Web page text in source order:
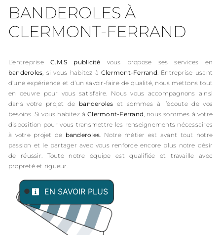
BANDEROLES À
CLERMONT-FERRAND
L’entrepriseC.M.S publicité vous propose ses services en
banderoles, si vous habitez à Clermont-Ferrand. Entreprise usant
d’une expérience et d’un savoir-faire de qualité, nous mettons tout
en oeuvre pour vous satisfaire. Nous vous accompagnons ainsi
dans votre projet de banderoles et sommes à l’écoute de vos
besoins. Si vous habitez àClermont-Ferrand, nous sommes à votre
disposition pour vous transmettre les renseignements nécessaires
à votre projet de banderoles. Notre métier est avant tout notre
passion et le partager avec vous renforce encore plus notre désir
de réussir. Toute notre équipe est qualifiée et travaille avec
propreté et rigueur.
EN SAVOIR PLUS